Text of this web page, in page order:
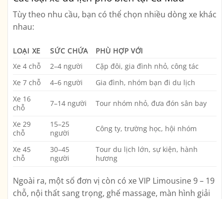
Tùy theo nhu cầu, bạn có thể chọn nhiều dòng xe khác
nhau:
LOẠI XE SỨC CHỨA
PHÙ HỢP VỚI
Xe 4 chỗ
2–4 người
Cặp đôi, gia đình nhỏ, công tác
Xe 7 chỗ
4–6 người
Gia đình, nhóm bạn đi du lịch
Xe 16
chỗ
7–14 người Tour nhóm nhỏ, đưa đón sân bay
Xe 29
chỗ
15–25
người
Công ty, trường học, hội nhóm
Xe 45
chỗ
30–45
người
Tour du lịch lớn, sự kiện, hành
hương
Ngoài ra, một số đơn vị còn có xe VIP Limousine9 – 19
chỗ, nội thất sang trọng, ghế massage, màn hình giải